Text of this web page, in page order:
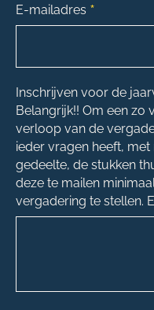
E-mailadres *
Inschrijven voor de
Belangrijk!! Om een
verloop van de
ieder vragen heeft,
gedeelte, de stukken
deze te mailen
vergadering te stellen.